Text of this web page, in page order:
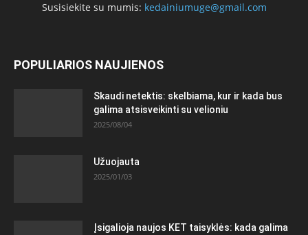
Susisiekite su mumis: kedainiumuge@gmail.com
POPULIARIOS NAUJIENOS
Skaudi netektis: skelbiama, kur ir kada bus
galima atsisveikinti su velioniu
2025/08/04
Užuojauta
2025/01/03
Įsigalioja naujos KET taisyklės: kada galima